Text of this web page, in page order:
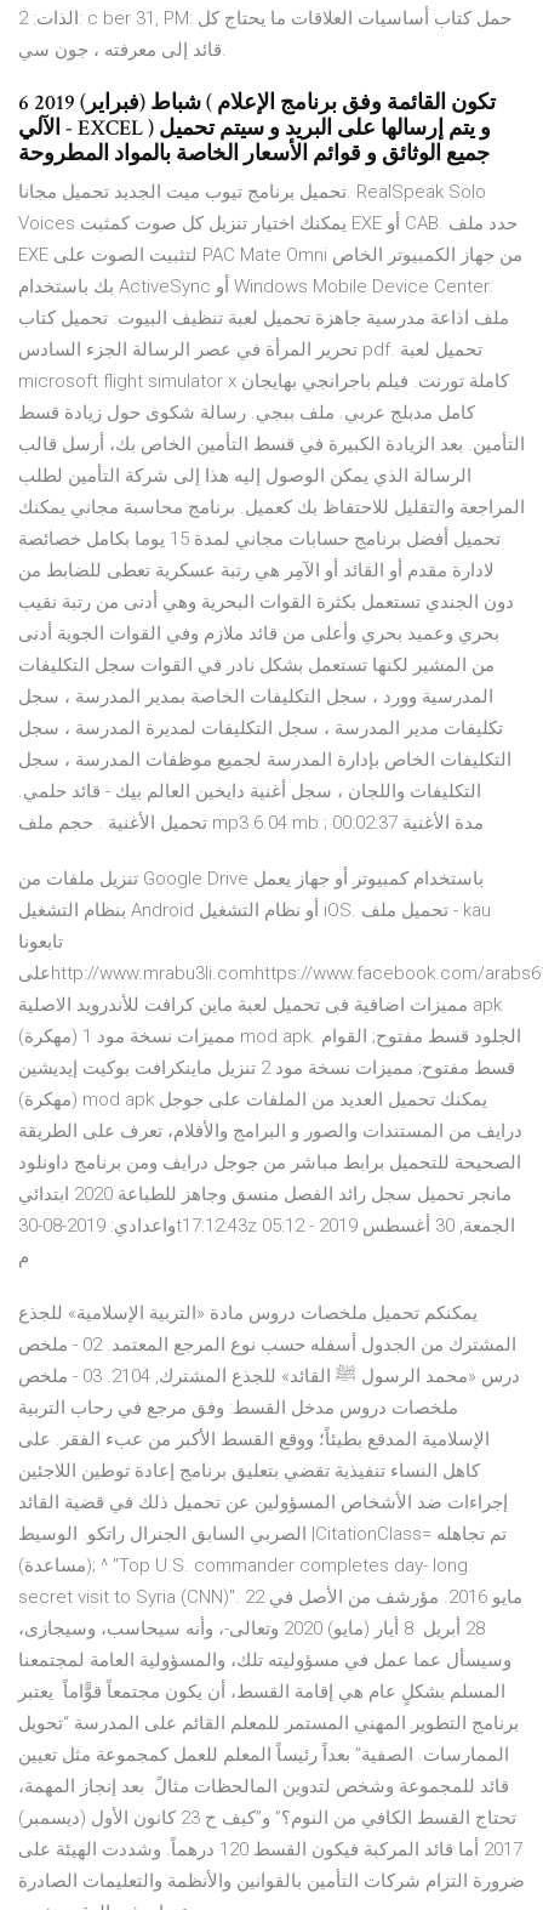
الذات: 2: c ber 31, PM: حمل كتاب أساسيات العلاقات ما يحتاج كل
قائد إلى معرفته ، جون سي.
6 شباط (فبراير) 2019 ( تكون القائمة وفق برنامج الإعلام
الآلي - EXCEL ) و يتم إرسالها على البريد و سيتم تحميل
تحميل برنامج تيوب ميت الجديد تحميل مجانا. RealSpeak Solo
Voices يمكنك اختيار تنزيل كل صوت كمثبت EXE أو CAB. حدد ملف
EXE لتثبيت الصوت على PAC Mate Omni من جهاز الكمبيوتر الخاص
بك باستخدام ActiveSync أو Windows Mobile Device Center.
ملف اذاعة مدرسية جاهزة تحميل لعبة تنظيف البيوت. تحميل كتاب
تحرير المرأة في عصر الرسالة الجزء السادس pdf. تحميل لعبة
microsoft flight simulator x كاملة تورنت. فيلم باجرانجي بهايجان
كامل مدبلج عربي. ملف ببجي. رسالة شكوى حول زيادة قسط
التأمين. بعد الزيادة الكبيرة في قسط التأمين الخاص بك، أرسل قالب
الرسالة الذي يمكن الوصول إليه هذا إلى شركة التأمين لطلب
المراجعة والتقليل للاحتفاظ بك كعميل. برنامج محاسبة مجاني يمكنك
تحميل أفضل برنامج حسابات مجاني لمدة 15 يوما بكامل خصائصة
لادارة مقدم أو القائد أو الآمِر هي رتبة عسكرية تعطى للضابط من
دون الجندي تستعمل بكثرة القوات البحرية وهي أدنى من رتبة نقيب
بحري وعميد بحري وأعلى من قائد ملازم وفي القوات الجوية أدنى
من المشير لكنها تستعمل بشكل نادر في القوات سجل التكليفات
المدرسية وورد ، سجل التكليفات الخاصة بمدير المدرسة ، سجل
تكليفات مدير المدرسة ، سجل التكليفات لمديرة المدرسة ، سجل
التكليفات الخاص بإدارة المدرسة لجميع موظفات المدرسة ، سجل
التكليفات واللجان ، سجل أغنية دايخين العالم بيك - قائد حلمي.
تحميل الأغنية . حجم ملف mp3 6.04 mb ; مدة الأغنية 00:02:37
تنزيل ملفات من Google Drive باستخدام كمبيوتر أو جهاز يعمل
بنظام التشغيل Android أو نظام التشغيل iOS. تحميل ملف - kau
تابعونا
علىhttp://www.mrabu3li.comhttps://www.facebook.com/arabs61https://twitter.com/MrAboAli2016
مميزات اضافية فى تحميل لعبة ماين كرافت للأندرويد الاصلية apk
مميزات نسخة مود 1 (مهكرة) mod apk. الجلود قسط مفتوح; القوام
قسط مفتوح; مميزات نسخة مود 2 تنزيل ماينكرافت بوكيت إيديشين
(مهكرة) mod apk يمكنك تحميل العديد من الملفات على جوجل
درايف من المستندات والصور و البرامج والأفلام، تعرف على الطريقة
الصحيحة للتحميل برابط مباشر من جوجل درايف ومن برنامج داونلود
مانجر تحميل سجل رائد الفصل منسق وجاهز للطباعة 2020 ابتدائي
واعدادي: 2019-08-30t17:12:43z الجمعة, 30 أغسطس 2019 - 05:12
م
يمكنكم تحميل ملخصات دروس مادة «التربية الإسلامية» للجذع
المشترك من الجدول أسفله حسب نوع المرجع المعتمد. 02 - ملخص
درس «محمد الرسول ﷺ القائد» للجذع المشترك, 2104. 03 - ملخص
ملخصات دروس مدخل القسط: وفق مرجع في رحاب التربية
الإسلامية اﻟﻤﺪﻗﻊ ﺑﻄﻴﺌﺎً؛ ووﻗﻊ اﻟﻘﺴﻂ اﻷﻛﺒﺮ ﻣﻦ ﻋﺐء اﻟﻔﻘﺮ. ﻋﻠﻰ
ﻛﺎﻫﻞ اﻟﻨﺴﺎء ﺗﻨﻔﻴﺬﻳﺔ ﺗﻘﻀﻲ ﺑﺘﻌﻠﻴﻖ ﺑﺮﻧﺎﻣﺞ إﻋﺎدة ﺗﻮﻃﻴﻦ اﻟﻼﺟﺌﻴﻦ
إﺟﺮاءات ﺿﺪ اﻷﺷﺨﺎص اﻟﻤﺴﺆوﻟﻴﻦ ﻋﻦ ﺗﺤﻤﻴﻞ ذﻟﻚ ﻓﻲ ﻗﻀﻴﺔ اﻟﻘﺎﺋﺪ
اﻟﺼﺮﺑﻲ اﻟﺴﺎﺑﻖ اﻟﺠﻨﺮال راﺗﻜﻮ. الوسيط |CitationClass= تم تجاهله
(مساعدة); ^ "Top U.S. commander completes day- long
secret visit to Syria (CNN)". 22 مايو 2016. مؤرشف من الأصل في
28 أبريل 8 أيار (مايو) 2020 وتعالى-، وأنه سيحاسب، وسيجازى،
وسيسأل عما عمل في مسؤوليته تلك، والمسؤولية العامة لمجتمعنا
المسلم بشكلٍ عام هي إقامة القسط، أن يكون مجتمعاً قوًّاماً يعتبر
برنامج التطوير المهني المستمر للمعلم القائم على المدرسة “تحويل
الممارسات. الصفية” بعداً رئيساً المعلم للعمل كمجموعة مثل تعيين
قائد للمجموعة وشخص لتدوين المالحظات مثالً. بعد إنجاز المهمة،
تحتاج القسط الكافي من النوم؟” و”كيف ح 23 كانون الأول (ديسمبر)
2017 أما قائد المركبة فيكون القسط 120 درهماً. وشددت الهيئة على
ضرورة التزام شركات التأمين بالقوانين والأنظمة والتعليمات الصادرة